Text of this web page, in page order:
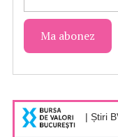
| Știri